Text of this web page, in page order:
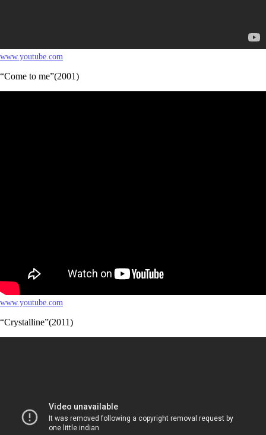
www.youtube.com
“Come to me”(2001)
www.youtube.com
“Crystalline”(2011)